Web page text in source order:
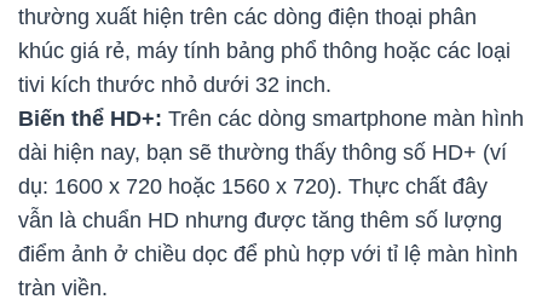
thường xuất hiện trên các dòng điện thoại phân
khúc giá rẻ, máy tính bảng phổ thông hoặc các loại
tivi kích thước nhỏ dưới 32 inch.
Biến thể HD+: Trên các dòng smartphone màn hình
dài hiện nay, bạn sẽ thường thấy thông số HD+ (ví
dụ: 1600 x 720 hoặc 1560 x 720). Thực chất đây
vẫn là chuẩn HD nhưng được tăng thêm số lượng
điểm ảnh ở chiều dọc để phù hợp với tỉ lệ màn hình
tràn viền.